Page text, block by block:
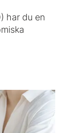
har du en